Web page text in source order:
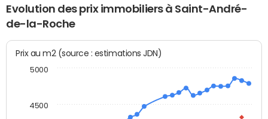
Evolution des prix immobiliers à Saint-André-
de-la-Roche
Prix au m2 (source : estimations JDN)
4500
5000